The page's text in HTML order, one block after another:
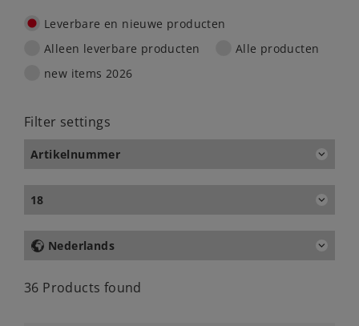
Leverbare en nieuwe producten
Alleen leverbare producten
Alle producten
new items 2026
Filter settings
Artikelnummer
18
Nederlands
36 Products found